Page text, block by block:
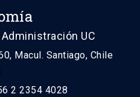
UC
Macul. Santiago, Chile
2 2354 4028